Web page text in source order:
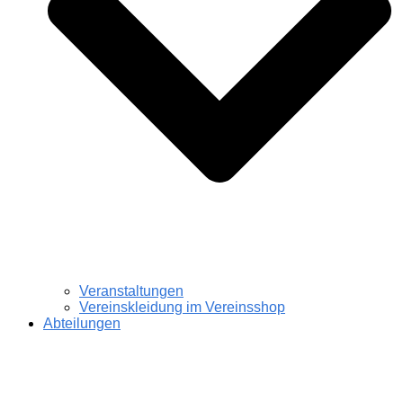
Veranstaltungen
Vereinskleidung im Vereinsshop
Abteilungen